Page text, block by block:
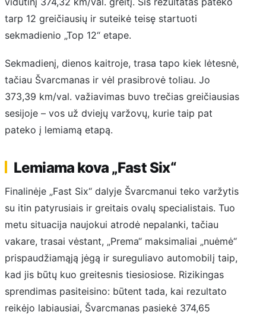
tarp 12 greičiausių ir suteikė teisę startuoti
sekmadienio „Top 12“ etape.
Sekmadienį, dienos kaitroje, trasa tapo kiek lėtesnė,
tačiau Švarcmanas ir vėl prasibrovė toliau. Jo
373,39 km/val. važiavimas buvo trečias greičiausias
sesijoje – vos už dviejų varžovų, kurie taip pat
pateko į lemiamą etapą.
Lemiama kova „Fast Six“
Finalinėje „Fast Six“ dalyje Švarcmanui teko varžytis
su itin patyrusiais ir greitais ovalų specialistais. Tuo
metu situacija naujokui atrodė nepalanki, tačiau
vakare, trasai vėstant, „Prema“ maksimaliai „nuėmė“
prispaudžiamąją jėgą ir sureguliavo automobilį taip,
kad jis būtų kuo greitesnis tiesiosiose. Rizikingas
sprendimas pasiteisino: būtent tada, kai rezultato
reikėjo labiausiai, Švarcmanas pasiekė 374,65